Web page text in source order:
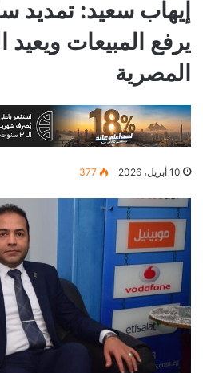
إيهاب سعيد: تمديد
يرفع المبيعات ويعيد
المصرية
10 أبريل، 2026 377